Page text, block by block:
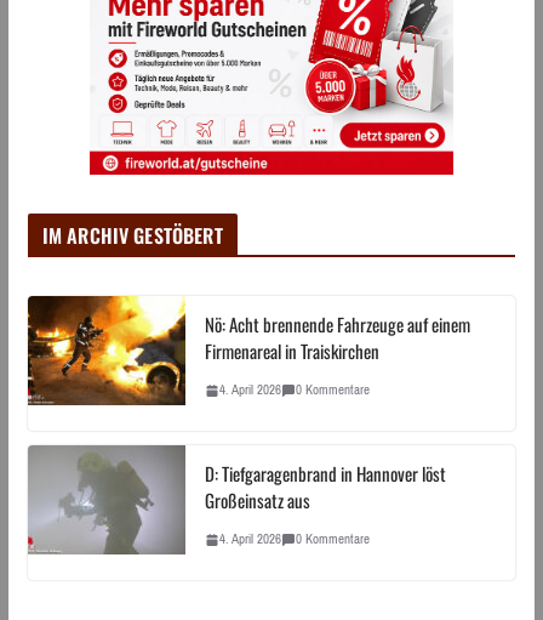
IM ARCHIV GESTÖBERT
Nö: Acht brennende Fahrzeuge auf einem
Firmenareal in Traiskirchen
4. April 2026 0 Kommentare
D: Tiefgaragenbrand in Hannover löst
Großeinsatz aus
4. April 2026 0 Kommentare